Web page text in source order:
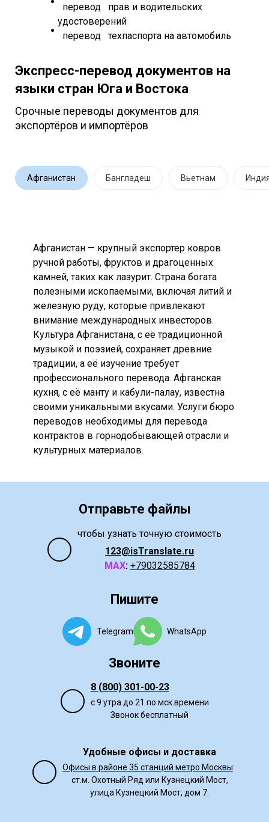
перевод прав и водительских
удостоверений
перевод техпаспорта на автомобиль
Экспресс-перевод документов на
языки стран Юга и Востока
Срочные переводы документов для
экспортёров и импортёров
Афганистан Бангладеш Вьетнам
Афганистан — крупный экспортер ковров
ручной работы, фруктов и драгоценных
камней, таких как лазурит. Страна богата
полезными ископаемыми, включая литий и
железную руду, которые привлекают
внимание международных инвесторов.
Культура Афганистана, с её традиционной
музыкой и поэзией, сохраняет древние
традиции, а её изучение требует
профессионального перевода. Афганская
кухня, с её манту и кабули-палау, известна
своими уникальными вкусами. Услуги бюро
переводов необходимы для перевода
контрактов в горнодобывающей отрасли и
культурных материалов.
Отправьте файлы
чтобы узнать точную стоимость
123@isTranslate.ru
МАХ: +79032585784
Пишите
Telegram WhatsApp
Звоните
8 (800) 301-00-23
с 9 утра до 21 по мск.времени
Звонок бесплатный
Удобные офисы и доставка
Офисы в районе 35 станций метро Москвы:
ст.м. Охотный Ряд или Кузнецкий Мост,
улица Кузнецкий Мост, дом 7.